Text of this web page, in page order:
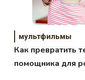
мультфильмы
Как превратить
помощника для